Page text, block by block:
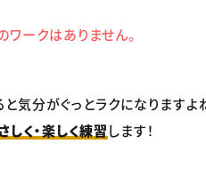
ークはありません。
気分がぐっとラクになりますよ
く・楽しく練習します！